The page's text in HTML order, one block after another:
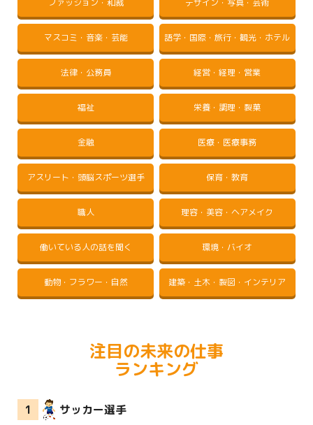
ファッション・和裁 デザイン・写真・芸術
マスコミ・音楽・芸能 語学・国際・旅行・観光・ホテル
法律・公務員 経営・経理・営業
福祉 栄養・調理・製菓
金融 医療・医療事務
アスリート・頭脳スポーツ選手 保育・教育
職人 理容・美容・ヘアメイク
働いている人の話を聞く 環境・バイオ
動物・フラワー・自然 建築・土木・製図・インテリア
注目の未来の仕事
ランキング
サッカー選手